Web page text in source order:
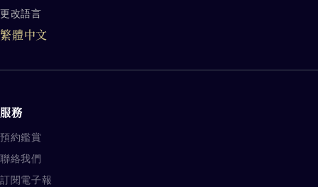
牌其他相關内容
更改語言
繁體中文
服務
預約鑑賞
聯絡我們
訂閱電子報